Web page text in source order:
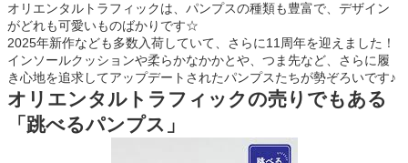
オリエンタルトラフィックは、パンプスの種類も豊富で、デザイン
がどれも可愛いものばかりです☆
2025年新作なども多数入荷していて、さらに11周年を迎えました！
インソールクッションや柔らかなかかとや、つま先など、さらに履
き心地を追求してアップデートされたパンプスたちが勢ぞろいです♪
オリエンタルトラフィックの売りでもある
「跳べるパンプス」